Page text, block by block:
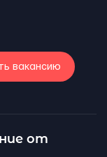
вакансию
от